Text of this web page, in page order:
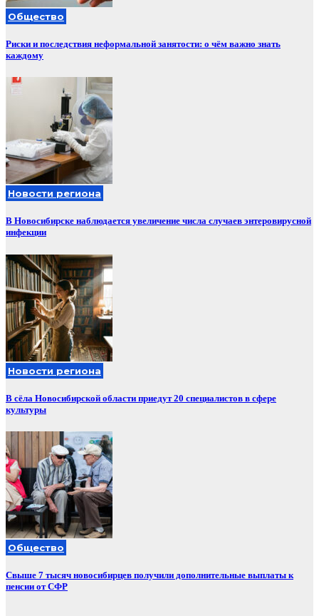
Общество
Риски и последствия неформальной занятости: о чём важно знать
каждому
Новости региона
В Новосибирске наблюдается увеличение числа случаев энтеровирусной
инфекции
Новости региона
В сёла Новосибирской области приедут 20 специалистов в сфере
культуры
Общество
Свыше 7 тысяч новосибирцев получили дополнительные выплаты к
пенсии от СФР